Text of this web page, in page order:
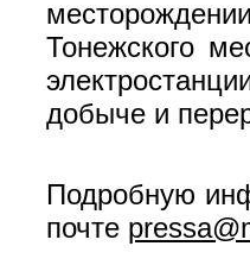
Тонежского
добыче и
Подробную
почте